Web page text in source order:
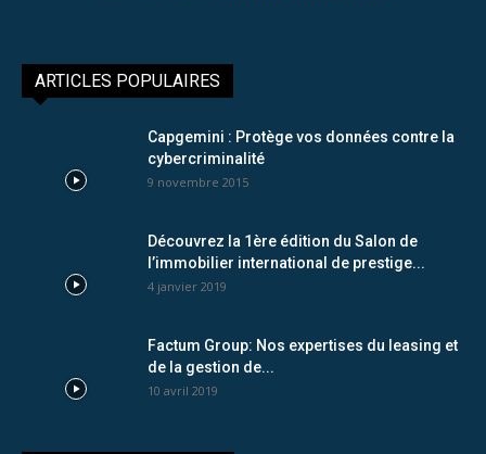
ARTICLES POPULAIRES
Capgemini : Protège vos données contre la
cybercriminalité
9 novembre 2015
Découvrez la 1ère édition du Salon de
l’immobilier international de prestige...
4 janvier 2019
Factum Group: Nos expertises du leasing et
de la gestion de...
10 avril 2019